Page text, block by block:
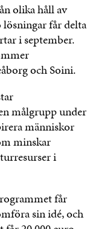
olika håll av
får delta
i september.
och Soini.
målgrupp under
människor
minskar
i
får
sin idé, och